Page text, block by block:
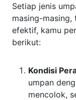
Setiap jenis
masing-
efektif, kamu
berikut:
Kondisi
umpan
mencolok,